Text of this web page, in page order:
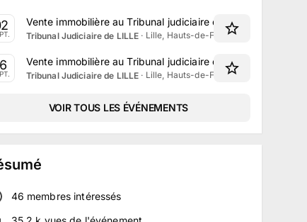
Vente immobilière au Tribunal judiciaire de Lille le 2
Tribunal Judiciaire de LILLE · Lille, Hauts-de-France
Vente immobilière au Tribunal judiciaire de Lille le 16
Tribunal Judiciaire de LILLE · Lille, Hauts-de-France
VOIR TOUS LES ÉVÉNEMENTS
46 membresintéressés